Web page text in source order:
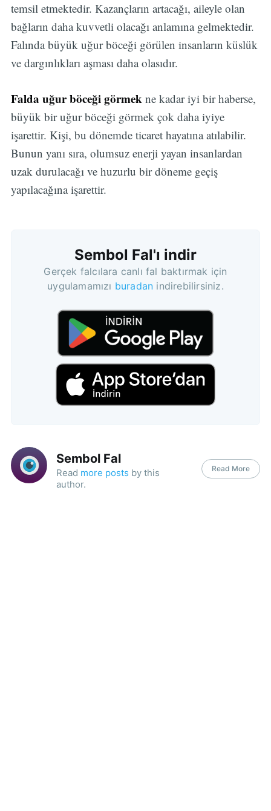
temsil etmektedir. Kazançların artacağı, aileyle olan
bağların daha kuvvetli olacağı anlamına gelmektedir.
Falında büyük uğur böceği görülen insanların küslük
ve dargınlıkları aşması daha olasıdır.
Falda uğur böceği görmek ne kadar iyi bir haberse,
büyük bir uğur böceği görmek çok daha iyiye
işarettir. Kişi, bu dönemde ticaret hayatına atılabilir.
Bunun yanı sıra, olumsuz enerji yayan insanlardan
uzak durulacağı ve huzurlu bir döneme geçiş
yapılacağına işarettir.
Sembol Fal'ı indir
Gerçek falcılara canlı fal baktırmak için
uygulamamızı buradan indirebilirsiniz.
Sembol Fal
Read more posts by this
author.
Read More